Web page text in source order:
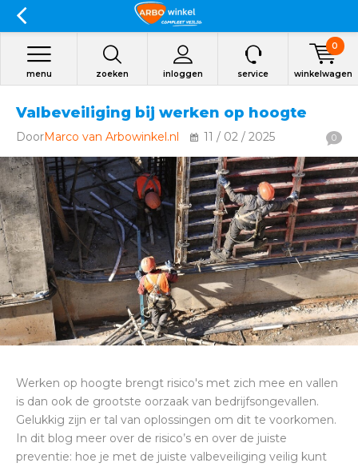
zoeken inloggen
menu service winkelwagen
0
Valbeveiliging bij werken op hoogte
DoorMarco van Arbowinkel.nl 11 / 02 / 2025 0
Werken op hoogte brengt risico's met zich mee en vallen
is dan ook de grootste oorzaak van bedrijfsongevallen.
Gelukkig zijn er tal van oplossingen om dit te voorkomen.
In dit blog meer over de risico’s en over de juiste
preventie: hoe je met de juiste valbeveiliging veilig kunt